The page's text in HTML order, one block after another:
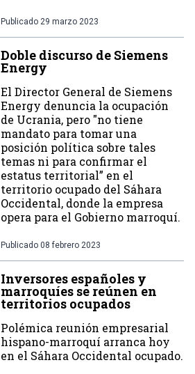
Publicado 29 marzo 2023
Doble discurso de Siemens
Energy
El Director General de Siemens
Energy denuncia la ocupación
de Ucrania, pero "no tiene
mandato para tomar una
posición política sobre tales
temas ni para confirmar el
estatus territorial” en el
territorio ocupado del Sáhara
Occidental, donde la empresa
opera para el Gobierno marroquí.
Publicado 08 febrero 2023
Inversores españoles y
marroquíes se reúnen en
territorios ocupados
Polémica reunión empresarial
hispano-marroquí arranca hoy
en el Sáhara Occidental ocupado.